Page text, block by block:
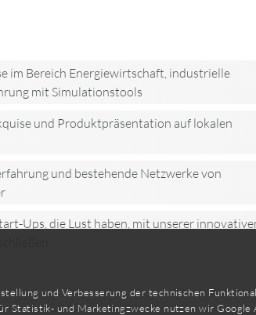
und Verbesserung der technischen
Statistik- und Marketingzwecke nutzen wir
im Bereich Energiewirtschaft, industrielle
mit Simulationstools
und Produktpräsentation auf lokalen
und bestehende Netzwerke von
Ups, die Lust haben, mit unserer